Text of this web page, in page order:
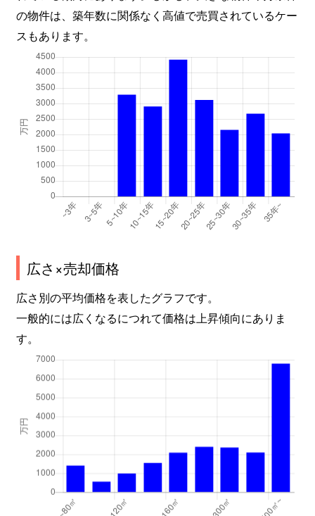
の物件は、築年数に関係なく高値で売買されているケー
スもあります。
広さ×売却価格
広さ別の平均価格を表したグラフです。
一般的には広くなるにつれて価格は上昇傾向にありま
す。